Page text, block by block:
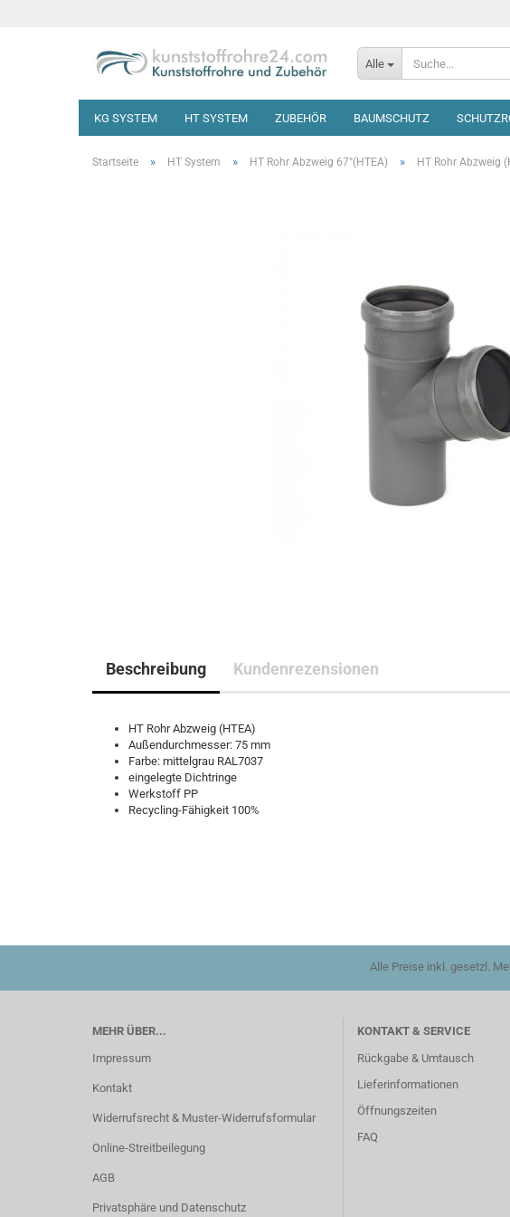
Alle
KG SYSTEM HT SYSTEM ZUBEHÖR BAUMSCHUTZ
Startseite » HT System » HT Rohr Abzweig 67°(HTEA) » HT Rohr Abzweig
Beschreibung Kundenrezensionen
HT Rohr Abzweig (HTEA)
Außendurchmesser: 75 mm
Farbe: mittelgrau RAL7037
eingelegte Dichtringe
Werkstoff PP
Recycling-Fähigkeit 100%
Alle Preise inkl. gesetzl.
MEHR ÜBER...
Impressum
Kontakt
Widerrufsrecht & Muster-Widerrufsformular
Online-Streitbeilegung
AGB
Privatsphäre und Datenschutz
KONTAKT & SERVICE
Rückgabe & Umtausch
Lieferinformationen
Öffnungszeiten
FAQ